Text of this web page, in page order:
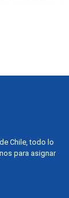
es
Chile, todo lo
para asignar